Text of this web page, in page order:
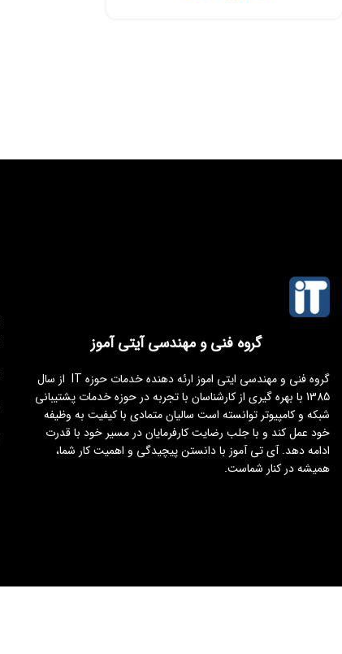
گروه فنی و مهندسی آیتی آموز
گروه فنی و مهندسی ایتی اموز ارئه دهنده خدمات حوزه IT از سال
1385 با بهره گیری از کارشناسان با تجربه در حوزه خدمات پشتیبانی
شبکه و کامپیوتر توانسته است سالیان متمادی با کیفیت به وظیفه
خود عمل کند و با جلب رضایت کارفرمایان در مسیر خود با قدرت
ادامه دهد. آی تی آموز با دانستن پیچیدگی و اهمیت کار شما،
همیشه در کنار شماست.